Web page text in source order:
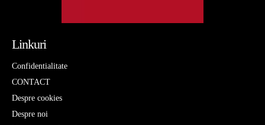
Linkuri
Confidentialitate
CONTACT
Despre cookies
Despre noi